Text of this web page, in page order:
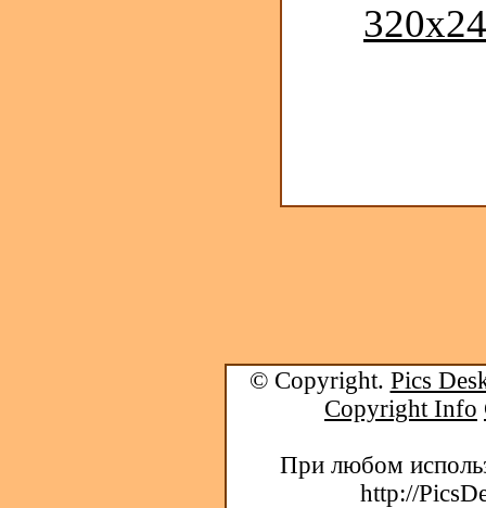
© Copyright. Pics
Copyright Info
При любом
http://